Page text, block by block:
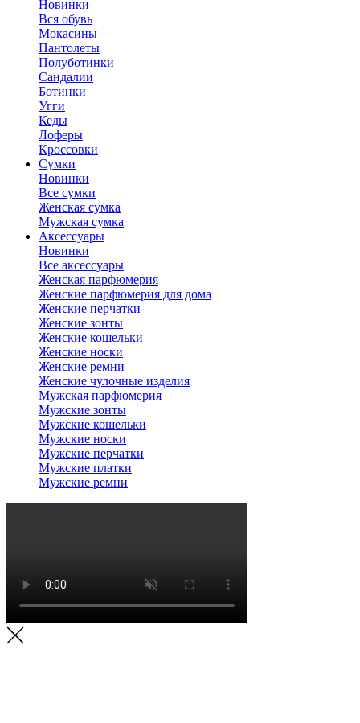
Новинки
Вся обувь
Мокасины
Пантолеты
Полуботинки
Сандалии
Ботинки
Угги
Кеды
Лоферы
Кроссовки
Сумки
Новинки
Все сумки
Женская сумка
Мужская сумка
Аксессуары
Новинки
Все аксессуары
Женская парфюмерия
Женские парфюмерия для дома
Женские перчатки
Женские зонты
Женские кошельки
Женские носки
Женские ремни
Женские чулочные изделия
Мужская парфюмерия
Мужские зонты
Мужские кошельки
Мужские носки
Мужские перчатки
Мужские платки
Мужские ремни